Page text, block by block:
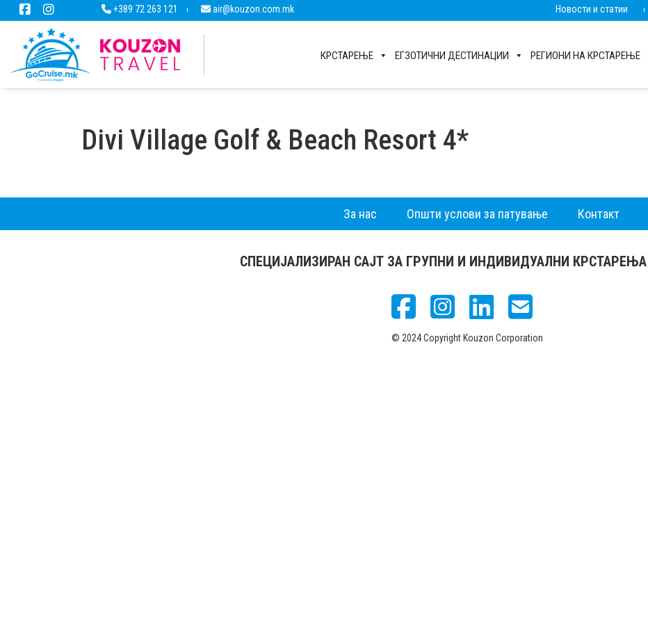
+389 72 263 121 air@kouzon.com.mk Новости и статии
КРСТАРЕЊЕ ЕГЗОТИЧНИ ДЕСТИНАЦИИ РЕГИОНИ НА КРСТАРЕЊЕ
Divi Village Golf & Beach Resort 4*
За нас Општи услови за патување Контакт
СПЕЦИЈАЛИЗИРАН САЈТ ЗА ГРУПНИ И ИНДИВИДУАЛНИ
© 2024 Copyright Kouzon Corporation